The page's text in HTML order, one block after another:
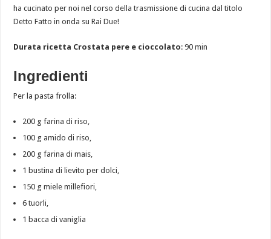
ha cucinato per noi nel corso della trasmissione di cucina dal titolo
Detto Fatto in onda su Rai Due!
Durata ricetta Crostata pere e cioccolato: 90 min
Ingredienti
Per la pasta frolla:
200 g farina di riso,
100 g amido di riso,
200 g farina di mais,
1 bustina di lievito per dolci,
150 g miele millefiori,
6 tuorli,
1 bacca di vaniglia